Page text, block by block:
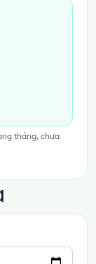
tháng, chưa